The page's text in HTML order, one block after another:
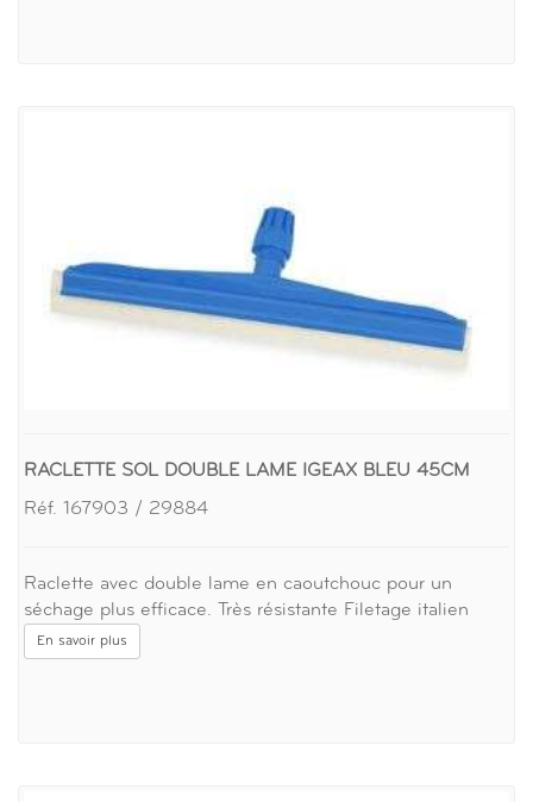
RACLETTE SOL DOUBLE LAME IGEAX BLEU 45CM
Réf. 167903 / 29884
Raclette avec double lame en caoutchouc pour un
séchage plus efficace. Très résistante Filetage italien
En savoir plus